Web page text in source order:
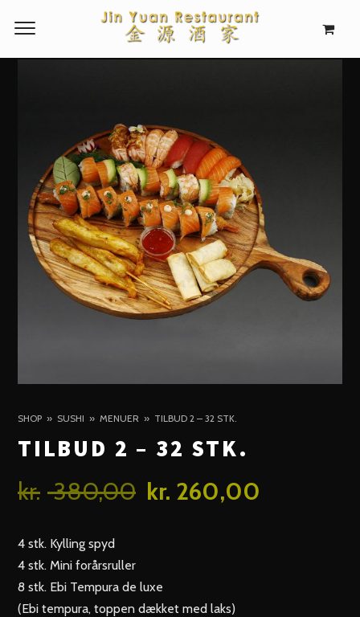
SHOP SUSHI MENUER TILBUD 2 – 32 STK.
TILBUD 2 – 32 STK.
kr. 380,00 Original
kr. 380,00.
kr. 260,00
4 stk. Kylling spyd
4 stk. Mini forårsruller
8 stk. Ebi Tempura de luxe
(Ebi tempura, toppen dækket med laks)